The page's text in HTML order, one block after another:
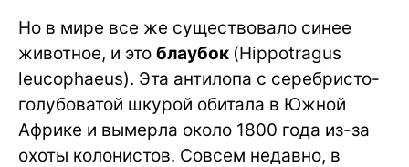
Но в мире все же существовало синее
животное, и это блаубок (Hippotragus
leucophaeus). Эта антилопа с серебристо-
голубоватой шкурой обитала в Южной
Африке и вымерла около 1800 года из-за
охоты колонистов. Совсем недавно, в